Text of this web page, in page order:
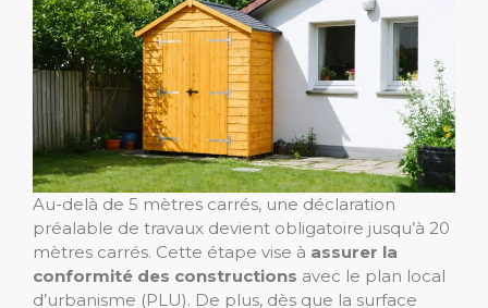
Au-delà de 5 mètres carrés, une déclaration
préalable de travaux devient obligatoire jusqu’à 20
mètres carrés. Cette étape vise à assurer la
conformité des constructions avec le plan local
d’urbanisme (PLU). De plus, dès que la surface